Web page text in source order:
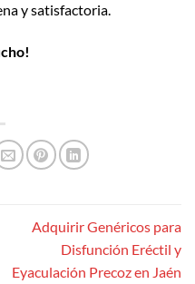
y satisfactoria.
Adquirir Genéricos para
Disfunción Eréctil y
Eyaculación Precoz en Jaén